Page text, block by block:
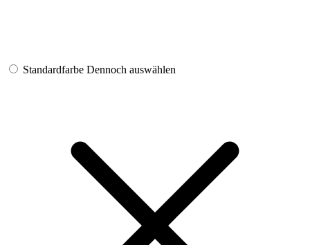
Standardfarbe Dennoch auswählen